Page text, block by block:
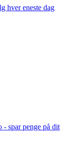
hver eneste dag
- spar penge på dit